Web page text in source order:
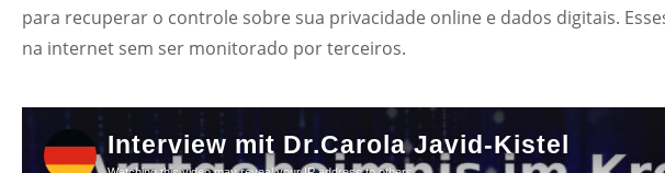
para recuperar o controle sobre sua privacidade online e dados digitais.
na internet sem ser monitorado por terceiros.